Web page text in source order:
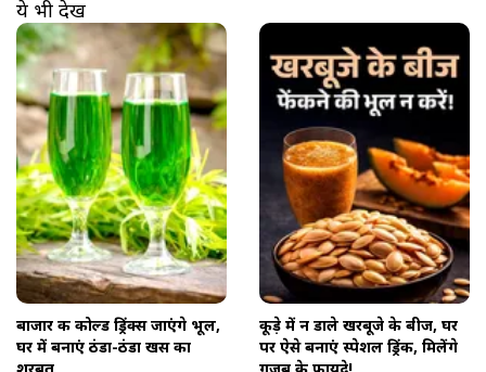
खुल रहा है
ये भी देखें
बाजार की कोल्ड ड्रिंक्स जाएंगे भूल,
घर में बनाएं ठंडा-ठंडा खस का
कूड़े में न डाले खरबूजे के बीज, घर
पर ऐसे बनाएं स्पेशल ड्रिंक, मिलेंगे